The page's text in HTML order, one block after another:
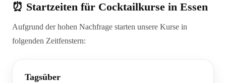
⏰ Startzeiten für Cocktailkurse in Essen
Aufgrund der hohen Nachfrage starten unsere Kurse in
folgenden Zeitfenstern:
Tagsüber